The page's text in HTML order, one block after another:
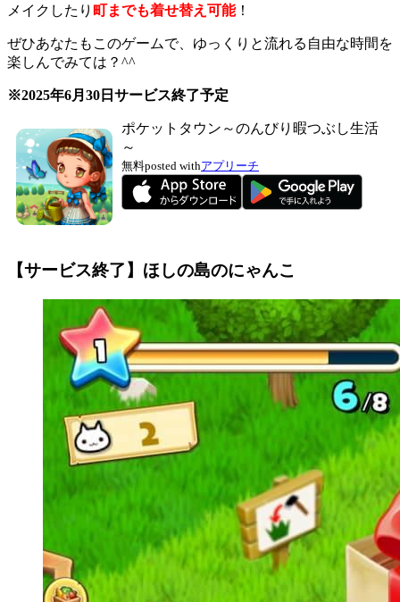
メイクしたり 町までも着せ替え可能！
ぜひあなたもこのゲームで、ゆっくりと流れる自由な時間を
楽しんでみては？^^
※2025年6月30日サービス終了予定
ポケットタウン～のんびり暇つぶし生活
～
無料posted withアプリーチ
【サービス終了】ほしの島のにゃんこ